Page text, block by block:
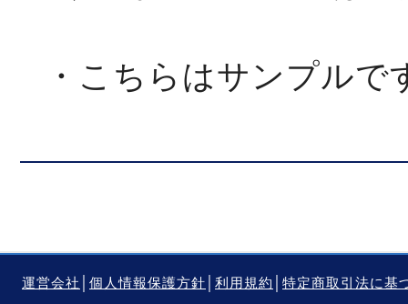
・こちらはサンプルで
運営会社 個人情報保護方針 利用規約 特定商取引法に基